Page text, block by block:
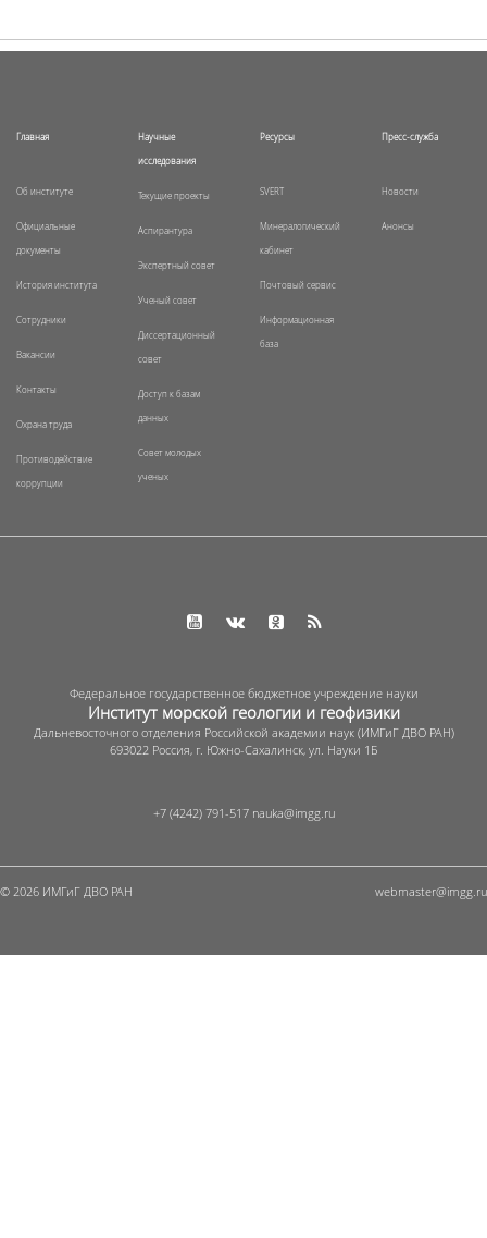
Главная
Об институте
Официальные
документы
История института
Сотрудники
Вакансии
Контакты
Охрана труда
Противодействие
коррупции
Научные
исследования
Текущие проекты
Аспирантура
Экспертный совет
Ученый совет
Диссертационный
совет
Доступ к базам
данных
Совет молодых
ученых
Ресурсы
SVERT
Минералогический
кабинет
Почтовый сервис
Информационная
база
Пресс-служба
Новости
Анонсы
Федеральное государственное бюджетное учреждение науки
Институт морской геологии и геофизики
Дальневосточного отделения Российской академии наук (ИМГиГ ДВО РАН)
693022 Россия, г. Южно-Сахалинск, ул. Науки 1Б
+7 (4242) 791-517
© 2026 ИМГиГ ДВО РАН